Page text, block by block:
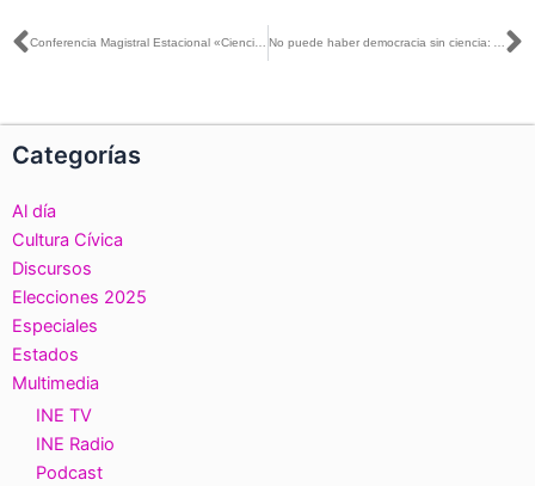
Ant
Categorías
Al día
Cultura Cívica
Discursos
Elecciones 2025
Especiales
Estados
Multimedia
INE TV
INE Radio
Podcast